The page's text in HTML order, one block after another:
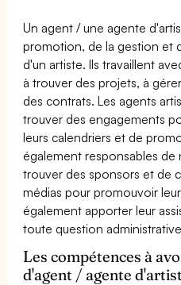
Un agent / une agente
promotion, de la gestion et
d'un artiste. Ils travaillent
à trouver des projets, à
des contrats. Les agents
trouver des engagements
leurs calendriers et de
également responsables
trouver des sponsors et de
médias pour promouvoir
également apporter leur
toute question
Les compétences à
d'agent / agente